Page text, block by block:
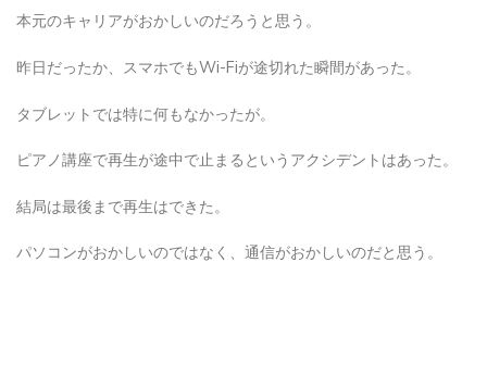
本元のキャリアがおかしいのだろうと思う。
昨日だったか、スマホでもWi-Fiが途切れた瞬間があった。
タブレットでは特に何もなかったが。
ピアノ講座で再生が途中で止まるというアクシデントはあった。
結局は最後まで再生はできた。
パソコンがおかしいのではなく、通信がおかしいのだと思う。